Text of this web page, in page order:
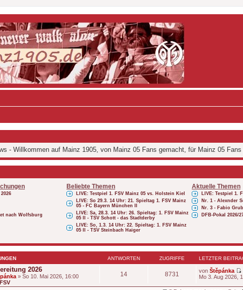
- Willkommen auf Mainz 1905, von Mainz 05 Fans gemacht, für Mainz 05
Beliebte Themen Aktuelle Themen
nach Wolfsburg
LIVE: Testpiel 1. FSV Mainz 05 vs. Holstein Kiel
LIVE: So 29.3. 14 Uhr: 21. Spieltag 1. FSV Mainz
05 - FC Bayern München II
LIVE: Sa, 28.3. 14 Uhr: 26. Spieltag: 1. FSV Mainz
05 II - TSV Schott - das Stadtderby
LIVE: So, 1.3. 14 Uhr: 22. Spieltag: 1. FSV Mainz
05 II - TSV Steinbach Haiger
LIVE: Testpiel 1.
Nr. 1 - Alexnder
Nr. 3 - Fabio
DFB-Pokal 2026/
ANTWORTEN ZUGRIFFE LETZTER
2026
» So 10. Mai 2026, 16:00
14 8731 von Štěpánka
Mo 3. Aug 2026,